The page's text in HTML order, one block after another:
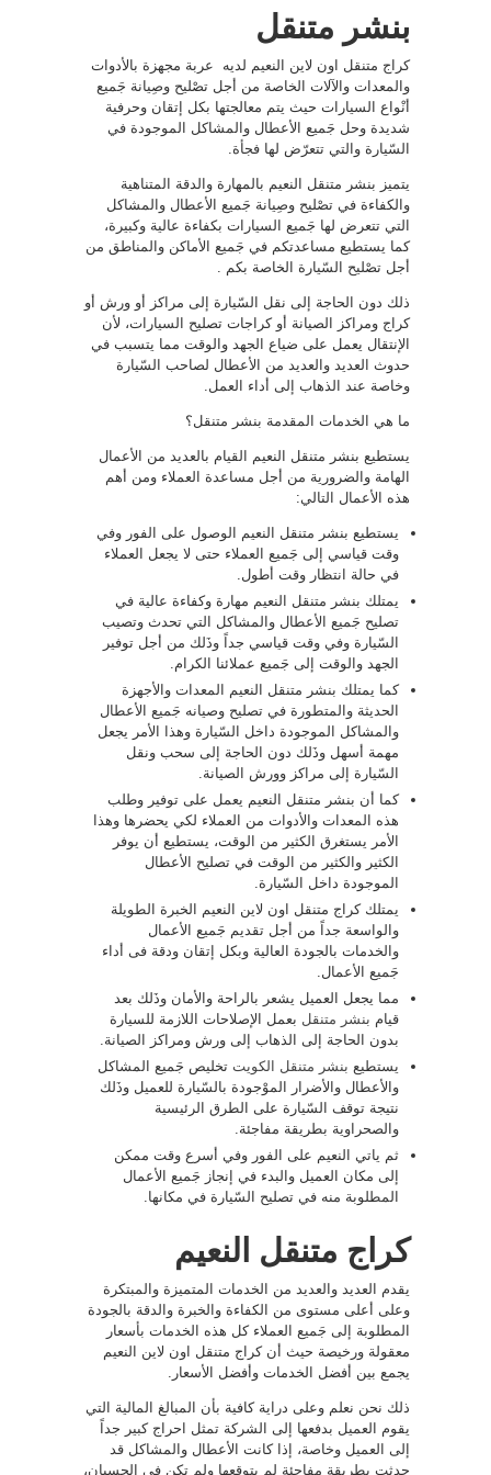
بنشر متنقل
كراج متنقل اون لاين النعيم لديه عربة مجهزة بالأدوات
والمعدات والآلات الخاصة من أجل تصْليح وصِيانة جَميع
أنْواع السيارات حيث يتم معالجتها بكل إتقان وحرفية
شديدة وحل جَميع الأعطال والمشاكل الموجودة في
السّيارة والتي تتعرّض لها فجأة.
يتميز بنشر متنقل النعيم بالمهارة والدقة المتناهية
والكفاءة في تصْليح وصِيانة جَميع الأعطال والمشاكل
التي تتعرض لها جَميع السيارات بكفاءة عالية وكبيرة،
كما يستطيع مساعدتكم في جَميع الأماكن والمناطق من
أجل تصْليح السّيارة الخاصة بكم .
ذلك دون الحاجة إلى نقل السّيارة إلى مراكز أو ورش أو
كراج ومراكز الصيانة أو كراجات تصليح السيارات، لأن
الإنتقال يعمل على ضياع الجهد والوقت مما يتسبب في
حدوث العديد والعديد من الأعطال لصاحب السّيارة
وخاصة عند الذهاب إلى أداء العمل.
ما هي الخدمات المقدمة بنشر متنقل؟
يستطيع بنشر متنقل النعيم القيام بالعديد من الأعمال
الهامة والضرورية من أجل مساعدة العملاء ومن أهم
هذه الأعمال التالي:
يستطيع بنشر متنقل النعيم الوصول على الفور وفي
وقت قياسي إلى جَميع العملاء حتى لا يجعل العملاء
في حالة انتظار وقت أطول.
يمتلك بنشر متنقل النعيم مهارة وكفاءة عالية في
تصليح جَميع الأعطال والمشاكل التي تحدث وتصيب
السّيارة وفي وقت قياسي جداً وذَلك من أجل توفير
الجهد والوقت إلى جَميع عملائنا الكرام.
كما يمتلك بنشر متنقل النعيم المعدات والأجهزة
الحديثة والمتطورة في تصليح وصيانه جَميع الأعطال
والمشاكل الموجودة داخل السّيارة وهذا الأمر يجعل
مهمة أسهل وذَلك دون الحاجة إلى سحب ونقل
السّيارة إلى مراكز وورش الصيانة.
كما أن بنشر متنقل النعيم يعمل على توفير وطلب
هذه المعدات والأدوات من العملاء لكي يحضرها وهذا
الأمر يستغرق الكثير من الوقت، يستطيع أن يوفر
الكثير والكثير من الوقت في تصليح الأعطال
الموجودة داخل السّيارة.
يمتلك كراج متنقل اون لاين النعيم الخبرة الطويلة
والواسعة جداً من أجل تقديم جَميع الأعمال
والخدمات بالجودة العالية وبكل إتقان ودقة فى أداء
جَميع الأعمال.
مما يجعل العميل يشعر بالراحة والأمان وذَلك بعد
قيام بنشر متنقل بعمل الإصلاحات اللازمة للسيارة
بدون الحاجة إلى الذهاب إلى ورش ومراكز الصيانة.
يستطيع بنشر متنقل الكويت تخليص جَميع المشاكل
والأعطال والأضرار الموْجودة بالسّيارة للعميل وذَلك
نتيجة توقف السّيارة على الطرق الرئيسية
والصحراوية بطريقة مفاجئة.
ثم ياتي النعيم على الفور وفي أسرع وقت ممكن
إلى مكان العميل والبدء في إنجاز جَميع الأعمال
المطلوبة منه في تصليح السّيارة في مكانها.
كراج متنقل النعيم
يقدم العديد والعديد من الخدمات المتميزة والمبتكرة
وعلى أعلى مستوى من الكفاءة والخبرة والدقة بالجودة
المطلوبة إلى جَميع العملاء كل هذه الخدمات بأسعار
معقولة ورخيصة حيث أن كراج متنقل اون لاين النعيم
يجمع بين أفضل الخدمات وأفضل الأسعار.
ذلك نحن نعلم وعلى دراية كافية بأن المبالغ المالية التي
يقوم العميل بدفعها إلى الشركة تمثل احراج كبير جداً
إلى العميل وخاصة، إذا كانت الأعطال والمشاكل قد
حدثت بطريقة مفاجئة لم يتوقعها ولم تكن في الحسبان،